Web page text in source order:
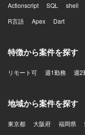
Actionscript
SQL shell
R言語
Apex Dart
特徴から案件を探す
リモート可 週1勤務 週2
地域から案件を探す
東京都 大阪府 福岡県